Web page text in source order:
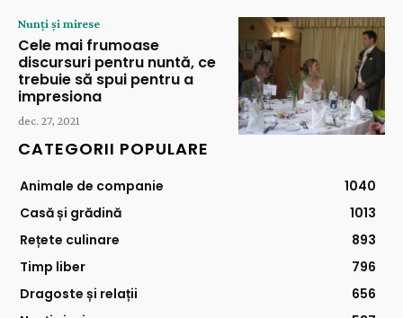
Nunți și mirese
Cele mai frumoase
discursuri pentru nuntă, ce
trebuie să spui pentru a
impresiona
dec. 27, 2021
CATEGORII POPULARE
Animale de companie
1040
Casă și grădină
1013
Rețete culinare
893
Timp liber
796
Dragoste și relații
656